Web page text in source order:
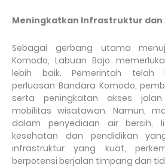
Meningkatkan Infrastruktur dan
Sebagai gerbang utama
Komodo, Labuan Bajo
lebih baik. Pemerintah telah
perluasan Bandara Komodo,
serta peningkatan akses
mobilitas wisatawan. Namun,
dalam penyediaan air bersih,
kesehatan dan pendidikan
infrastruktur yang kuat,
berpotensi berjalan timpang dan